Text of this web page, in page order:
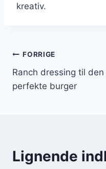
kreativ.
FORRIGE
Ranch dressing til den
perfekte burger
Lignende